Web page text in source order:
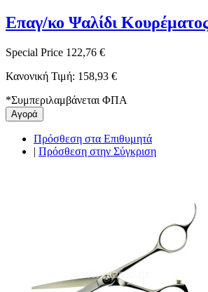
Επαγ/κο Ψαλίδι
Special Price 122,76 €
Κανονική Τιμή: 158,93 €
*Συμπεριλαμβάνεται ΦΠΑ
Αγορά
Πρόσθεση στα Επιθυμητά
| Πρόσθεση στην Σύγκριση